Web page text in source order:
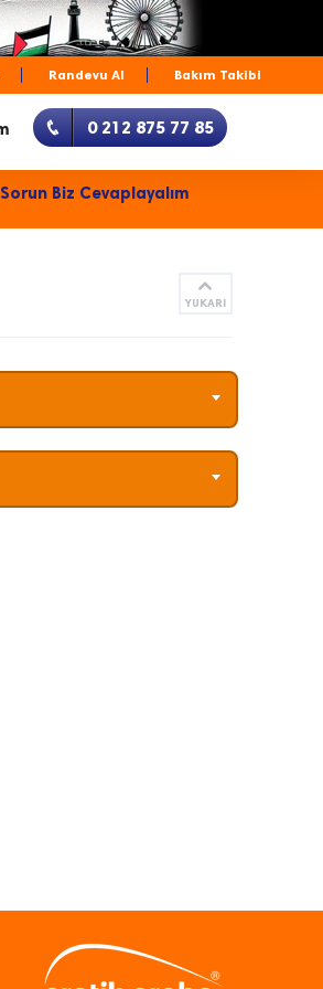
Randevu Al Bakım Takibi
0 212 875 77 85
Biz Cevaplayalım
YUKARI